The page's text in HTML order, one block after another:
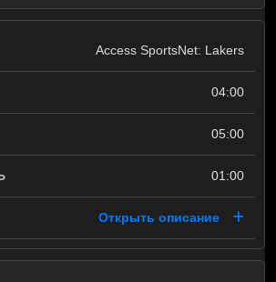
Access SportsNet: Lakers
04:00
05:00
01:00
Открыть описание